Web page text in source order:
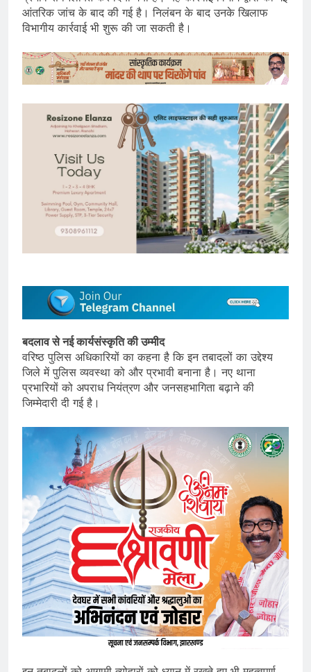
आंतरिक जांच के बाद की गई है। निलंबन के बाद उनके खिलाफ
विभागीय कार्रवाई भी शुरू की जा सकती है।
बदलाव से नई कार्यसंस्कृति की उम्मीद
वरिष्ठ पुलिस अधिकारियों का कहना है कि इन तबादलों का उद्देश्य
जिले में पुलिस व्यवस्था को और प्रभावी बनाना है। नए थाना
प्रभारियों को अपराध नियंत्रण और जनसहभागिता बढ़ाने की
जिम्मेदारी दी गई है।